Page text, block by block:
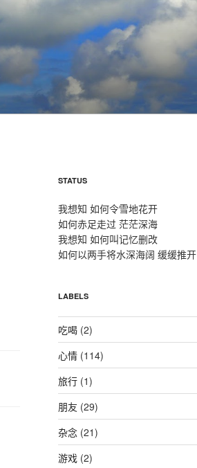
STATUS
我想知 如何令雪地花开
如何赤足走过 茫茫深海
我想知 如何叫记忆删改
如何以两手将水深海阔 缓缓推开
LABELS
吃喝(2)
心情(114)
旅行(1)
朋友 (29)
杂念(21)
游戏(2)